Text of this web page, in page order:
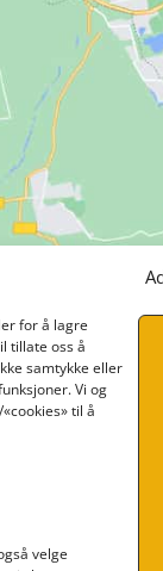
for å lagre
tillate oss å
samtykke eller
Vi og
til å
velge